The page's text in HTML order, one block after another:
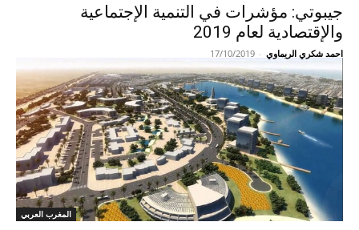
جيبوتي: مؤشرات في التنمية الإجتماعية
والإقتصادية لعام 2019
احمد شكري الريماوي -
17/10/2019
المغرب العربي